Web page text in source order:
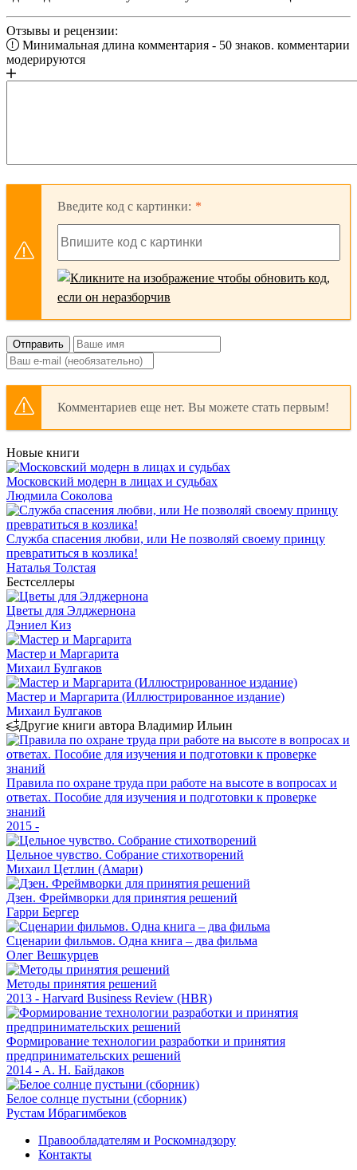
Отзывы и рецензии:
Минимальная длина комментария - 50 знаков. комментарии
модерируются
Введите код с картинки:
Отправить
Комментариев еще нет. Вы можете стать первым!
Новые книги
Московский модерн в лицах и судьбах
Людмила Соколова
Служба спасения любви, или Не позволяй своему принцу
превратиться в козлика!
Наталья Толстая
Бестселлеры
Цветы для Элджернона
Дэниел Киз
Мастер и Маргарита
Михаил Булгаков
Мастер и Маргарита (Иллюстрированное издание)
Михаил Булгаков
Другие книги автора Владимир Ильин
Правила по охране труда при работе на высоте в вопросах и
ответах. Пособие для изучения и подготовки к проверке
знаний
2015 -
Цельное чувство. Собрание стихотворений
Михаил Цетлин (Амари)
Дзен. Фреймворки для принятия решений
Гарри Бергер
Сценарии фильмов. Одна книга – два фильма
Олег Вешкурцев
Методы принятия решений
2013 - Harvard Business Review (HBR)
Формирование технологии разработки и принятия
предпринимательских решений
2014 - А. Н. Байдаков
Белое солнце пустыни (сборник)
Рустам Ибрагимбеков
Правообладателям и Роскомнадзору
Контакты